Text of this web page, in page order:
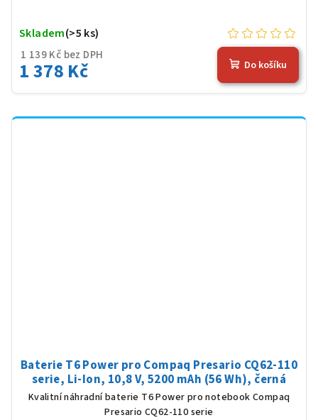
1 139 Kč bez DPH
1 378 Kč
Skladem(>5 ks)
Do košíku
Baterie T6 Power pro Compaq Presario CQ62-110
serie, Li-Ion, 10,8 V, 5200 mAh (56 Wh), černá
Kvalitní náhradní baterie T6 Power pro notebook Compaq
Presario CQ62-110 serie